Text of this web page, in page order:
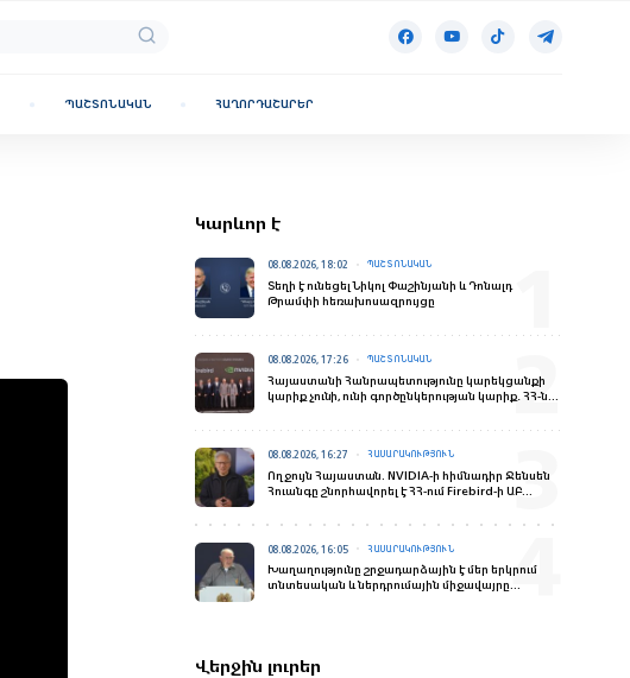
ՊԱՇՏՈՆԱԿԱՆ ՀԱՂՈՐԴԱՇԱՐԵՐ
Կարևոր է
08.08.2026, 18:02 ՊԱՇՏՈՆԱԿԱՆ
Տեղի է ունեցել Նիկոլ Փաշինյանի և Դոնալդ
Թրամփի հեռախոսազրույցը
08.08.2026, 17:26 ՊԱՇՏՈՆԱԿԱՆ
Հայաստանի Հանրապետությունը կարեկցանքի
կարիք չունի, ունի գործընկերության կարիք․ ՀՀ-ն
08.08.2026, 16:27 ՀԱՍԱՐԱԿՈՒԹՅՈՒՆ
Ողջույն Հայաստան. NVIDIA-ի հիմնադիր Ջենսեն
Հուանգը շնորհավորել է ՀՀ-ում Firebird-ի ԱԲ
08.08.2026, 16:05 ՀԱՍԱՐԱԿՈՒԹՅՈՒՆ
Խաղաղությունը շրջադարձային է մեր երկրում
տնտեսական և ներդրումային միջավայրը
Վերջին լուրեր